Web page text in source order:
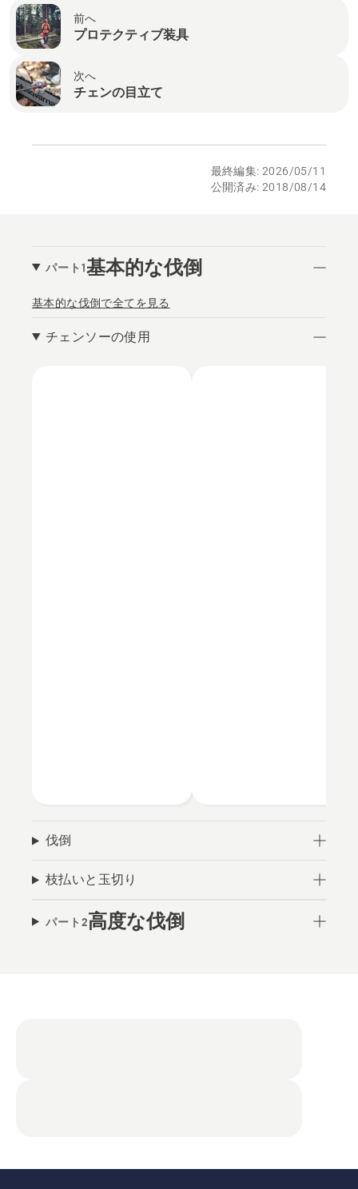
前へ
プロテクティブ装具
次へ
チェンの目立て
最終編集: 2026/05/11
公開済み: 2018/08/14
パート1基本的な伐倒
基本的な伐倒で全てを見る
チェンソーの使用
伐倒
枝払いと玉切り
パート2高度な伐倒